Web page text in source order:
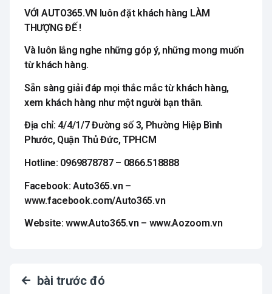
VỚI AUTO365.VN luôn đặt khách hàng LÀM
THƯỢNG ĐẾ !
Và luôn lắng nghe những góp ý, những mong muốn
từ khách hàng.
Sẵn sàng giải đáp mọi thắc mắc từ khách hàng,
xem khách hàng như một người bạn thân.
Địa chỉ: 4/4/1/7 Đường số 3, Phường Hiệp Bình
Phước, Quận Thủ Đức, TPHCM
Hotline: 0969878787 – 0866.518888
Facebook: Auto365.vn –
www.facebook.com/Auto365.vn
Website: www.Auto365.vn – www.Aozoom.vn
bài trước đó